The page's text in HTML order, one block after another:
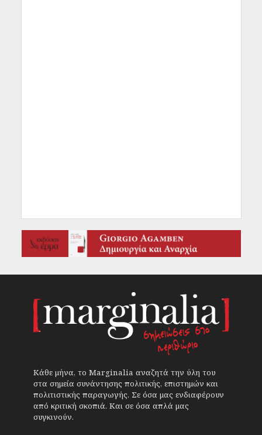
Κάθε μήνα, το Marginalia αναζητά την ύλη του
στα σημεία συνάντησης πολιτικής, επιστημών και
πολιτιστικής παραγωγής. Σε όσα μας ενδιαφέρουν
από κριτική σκοπιά. Και σε όσα απλά μας
συγκινούν.